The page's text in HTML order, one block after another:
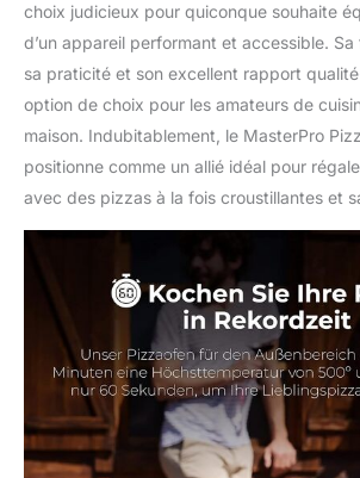
choix judicieux pour quiconque souhaite
d’un appareil performant et accessible. Sa
sa praticité et son excellent rapport
option de choix pour les amateurs de
maison. Indubitablement, le MasterPro
positionne comme un allié idéal pour
avec des pizzas à la fois croustillantes et